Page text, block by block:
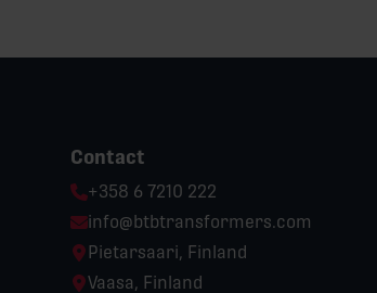
Contact
Phone:
+358 6 7210 222
Email:
info@btbtransformers.com
Location:
Pietarsaari, Finland
Location:
Vaasa, Finland